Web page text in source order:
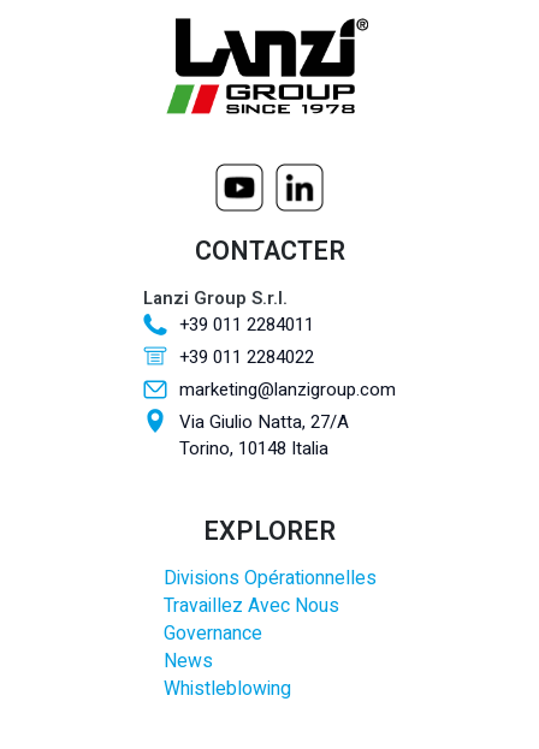
CONTACTER
Lanzi Group S.r.l.
+39 011 2284011
+39 011 2284022
marketing@lanzigroup.com
Via Giulio Natta, 27/A
Torino, 10148 Italia
EXPLORER
Divisions Opérationnelles
Travaillez Avec Nous
Governance
News
Whistleblowing